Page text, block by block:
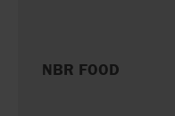
NBR FOOD